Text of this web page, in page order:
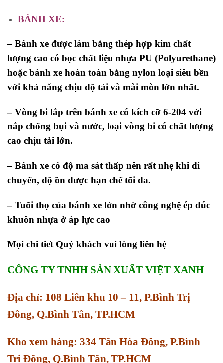
BÁNH XE:
– Bánh xe được làm bằng thép hợp kim chất
lượng cao có bọc chất liệu nhựa PU (Polyurethane)
hoặc bánh xe hoàn toàn bằng nylon loại siêu bền
với khả năng chịu độ tải và mài mòn lớn nhất.
– Vòng bi lắp trên bánh xe có kích cỡ 6-204 với
nắp chống bụi và nước, loại vòng bi có chất lượng
cao chịu tải lớn.
– Bánh xe có độ ma sát thấp nên rất nhẹ khi di
chuyển, độ ồn được hạn chế tối đa.
– Tuổi thọ của bánh xe lớn nhờ công nghệ ép đúc
khuôn nhựa ở áp lực cao
Mọi chi tiết Quý khách vui lòng liên hệ
CÔNG TY TNHH SẢN XUẤT VIỆT XANH
Địa chỉ: 108 Liên khu 10 – 11, P.Bình Trị
Đông, Q.Bình Tân, TP.HCM
Kho xem hàng: 334 Tân Hòa Đông, P.Bình
Trị Đông, Q.Bình Tân, TP.HCM